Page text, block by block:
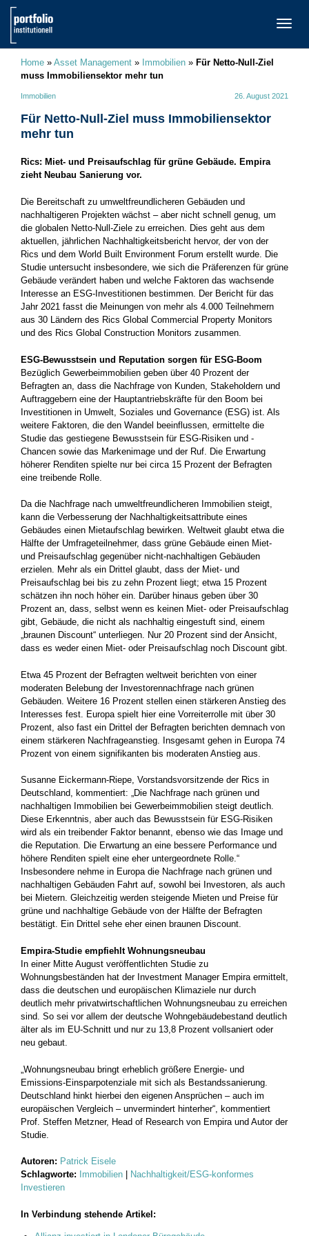
Home » Asset Management » Immobilien » Für Netto-Null-Ziel
muss Immobiliensektor mehr tun
Immobilien 26. August 2021
Für Netto-Null-Ziel muss Immobiliensektor
mehr tun
Rics: Miet- und Preisaufschlag für grüne Gebäude. Empira
zieht Neubau Sanierung vor.
Die Bereitschaft zu umweltfreundlicheren Gebäuden und
nachhaltigeren Projekten wächst – aber nicht schnell genug, um
die globalen Netto-Null-Ziele zu erreichen. Dies geht aus dem
aktuellen, jährlichen Nachhaltigkeitsbericht hervor, der von der
Rics und dem World Built Environment Forum erstellt wurde. Die
Studie untersucht insbesondere, wie sich die Präferenzen für grüne
Gebäude verändert haben und welche Faktoren das wachsende
Interesse an ESG-Investitionen bestimmen. Der Bericht für das
Jahr 2021 fasst die Meinungen von mehr als 4.000 Teilnehmern
aus 30 Ländern des Rics Global Commercial Property Monitors
und des Rics Global Construction Monitors zusammen.
ESG-Bewusstsein und Reputation sorgen für ESG-Boom
Bezüglich Gewerbeimmobilien geben über 40 Prozent der
Befragten an, dass die Nachfrage von Kunden, Stakeholdern und
Auftraggebern eine der Hauptantriebskräfte für den Boom bei
Investitionen in Umwelt, Soziales und Governance (ESG) ist. Als
weitere Faktoren, die den Wandel beeinflussen, ermittelte die
Studie das gestiegene Bewusstsein für ESG-Risiken und -
Chancen sowie das Markenimage und der Ruf. Die Erwartung
höherer Renditen spielte nur bei circa 15 Prozent der Befragten
eine treibende Rolle.
Da die Nachfrage nach umweltfreundlicheren Immobilien steigt,
kann die Verbesserung der Nachhaltigkeitsattribute eines
Gebäudes einen Mietaufschlag bewirken. Weltweit glaubt etwa die
Hälfte der Umfrageteilnehmer, dass grüne Gebäude einen Miet-
und Preisaufschlag gegenüber nicht-nachhaltigen Gebäuden
erzielen. Mehr als ein Drittel glaubt, dass der Miet- und
Preisaufschlag bei bis zu zehn Prozent liegt; etwa 15 Prozent
schätzen ihn noch höher ein. Darüber hinaus geben über 30
Prozent an, dass, selbst wenn es keinen Miet- oder Preisaufschlag
gibt, Gebäude, die nicht als nachhaltig eingestuft sind, einem
„braunen Discount“ unterliegen. Nur 20 Prozent sind der Ansicht,
dass es weder einen Miet- oder Preisaufschlag noch Discount gibt.
Etwa 45 Prozent der Befragten weltweit berichten von einer
moderaten Belebung der Investorennachfrage nach grünen
Gebäuden. Weitere 16 Prozent stellen einen stärkeren Anstieg des
Interesses fest. Europa spielt hier eine Vorreiterrolle mit über 30
Prozent, also fast ein Drittel der Befragten berichten demnach von
einem stärkeren Nachfrageanstieg. Insgesamt gehen in Europa 74
Prozent von einem signifikanten bis moderaten Anstieg aus.
Susanne Eickermann-Riepe, Vorstandsvorsitzende der Rics in
Deutschland, kommentiert: „Die Nachfrage nach grünen und
nachhaltigen Immobilien bei Gewerbeimmobilien steigt deutlich.
Diese Erkenntnis, aber auch das Bewusstsein für ESG-Risiken
wird als ein treibender Faktor benannt, ebenso wie das Image und
die Reputation. Die Erwartung an eine bessere Performance und
höhere Renditen spielt eine eher untergeordnete Rolle.“
Insbesondere nehme in Europa die Nachfrage nach grünen und
nachhaltigen Gebäuden Fahrt auf, sowohl bei Investoren, als auch
bei Mietern. Gleichzeitig werden steigende Mieten und Preise für
grüne und nachhaltige Gebäude von der Hälfte der Befragten
bestätigt. Ein Drittel sehe eher einen braunen Discount.
Empira-Studie empfiehlt Wohnungsneubau
In einer Mitte August veröffentlichten Studie zu
Wohnungsbeständen hat der Investment Manager Empira ermittelt,
dass die deutschen und europäischen Klimaziele nur durch
deutlich mehr privatwirtschaftlichen Wohnungsneubau zu erreichen
sind. So sei vor allem der deutsche Wohngebäudebestand deutlich
älter als im EU-Schnitt und nur zu 13,8 Prozent vollsaniert oder
neu gebaut.
„Wohnungsneubau bringt erheblich größere Energie- und
Emissions-Einsparpotenziale mit sich als Bestandssanierung.
Deutschland hinkt hierbei den eigenen Ansprüchen – auch im
europäischen Vergleich – unvermindert hinterher“, kommentiert
Prof. Steffen Metzner, Head of Research von Empira und Autor der
Studie.
Autoren: Patrick Eisele
Schlagworte:
Immobilien
Nachhaltigkeit/ESG-konformes
Investieren
In Verbindung stehende Artikel: